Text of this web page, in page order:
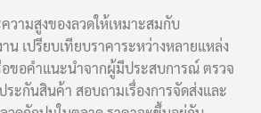
วามสูงของลวดให้เหมาะสมกับ
น เปรียบเทียบราคาระหว่างหลายแหล่ง
ขอคำแนะนำจากผู้มีประสบการณ์ ตรวจ
ะกันสินค้า สอบถามเรื่องการจัดส่งและ